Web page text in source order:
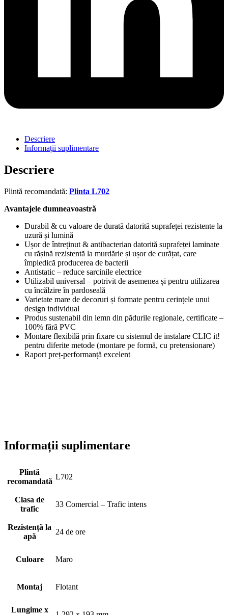
Descriere
Informații suplimentare
Descriere
Plintă recomandată: Plinta L702
Avantajele dumneavoastră
Durabil & cu valoare de durată datorită suprafeței rezistente la
uzură și lumină
Ușor de întreținut & antibacterian datorită suprafeței laminate
cu rășină rezistentă la murdărie și ușor de curățat, care
împiedică producerea de bacterii
Antistatic – reduce sarcinile electrice
Utilizabil universal – potrivit de asemenea și pentru utilizarea
cu încălzire în pardoseală
Varietate mare de decoruri și formate pentru cerințele unui
design individual
Produs sustenabil din lemn din pădurile regionale, certificate –
100% fără PVC
Montare flexibilă prin fixare cu sistemul de instalare CLIC it!
pentru diferite metode (montare pe formă, cu pretensionare)
Raport preț-performanță excelent
Informații suplimentare
Plintă
recomandată
L702
Clasa de
trafic
33 Comercial – Trafic intens
Rezistență la
apă
24 de ore
Culoare Maro
Montaj Flotant
Lungime x